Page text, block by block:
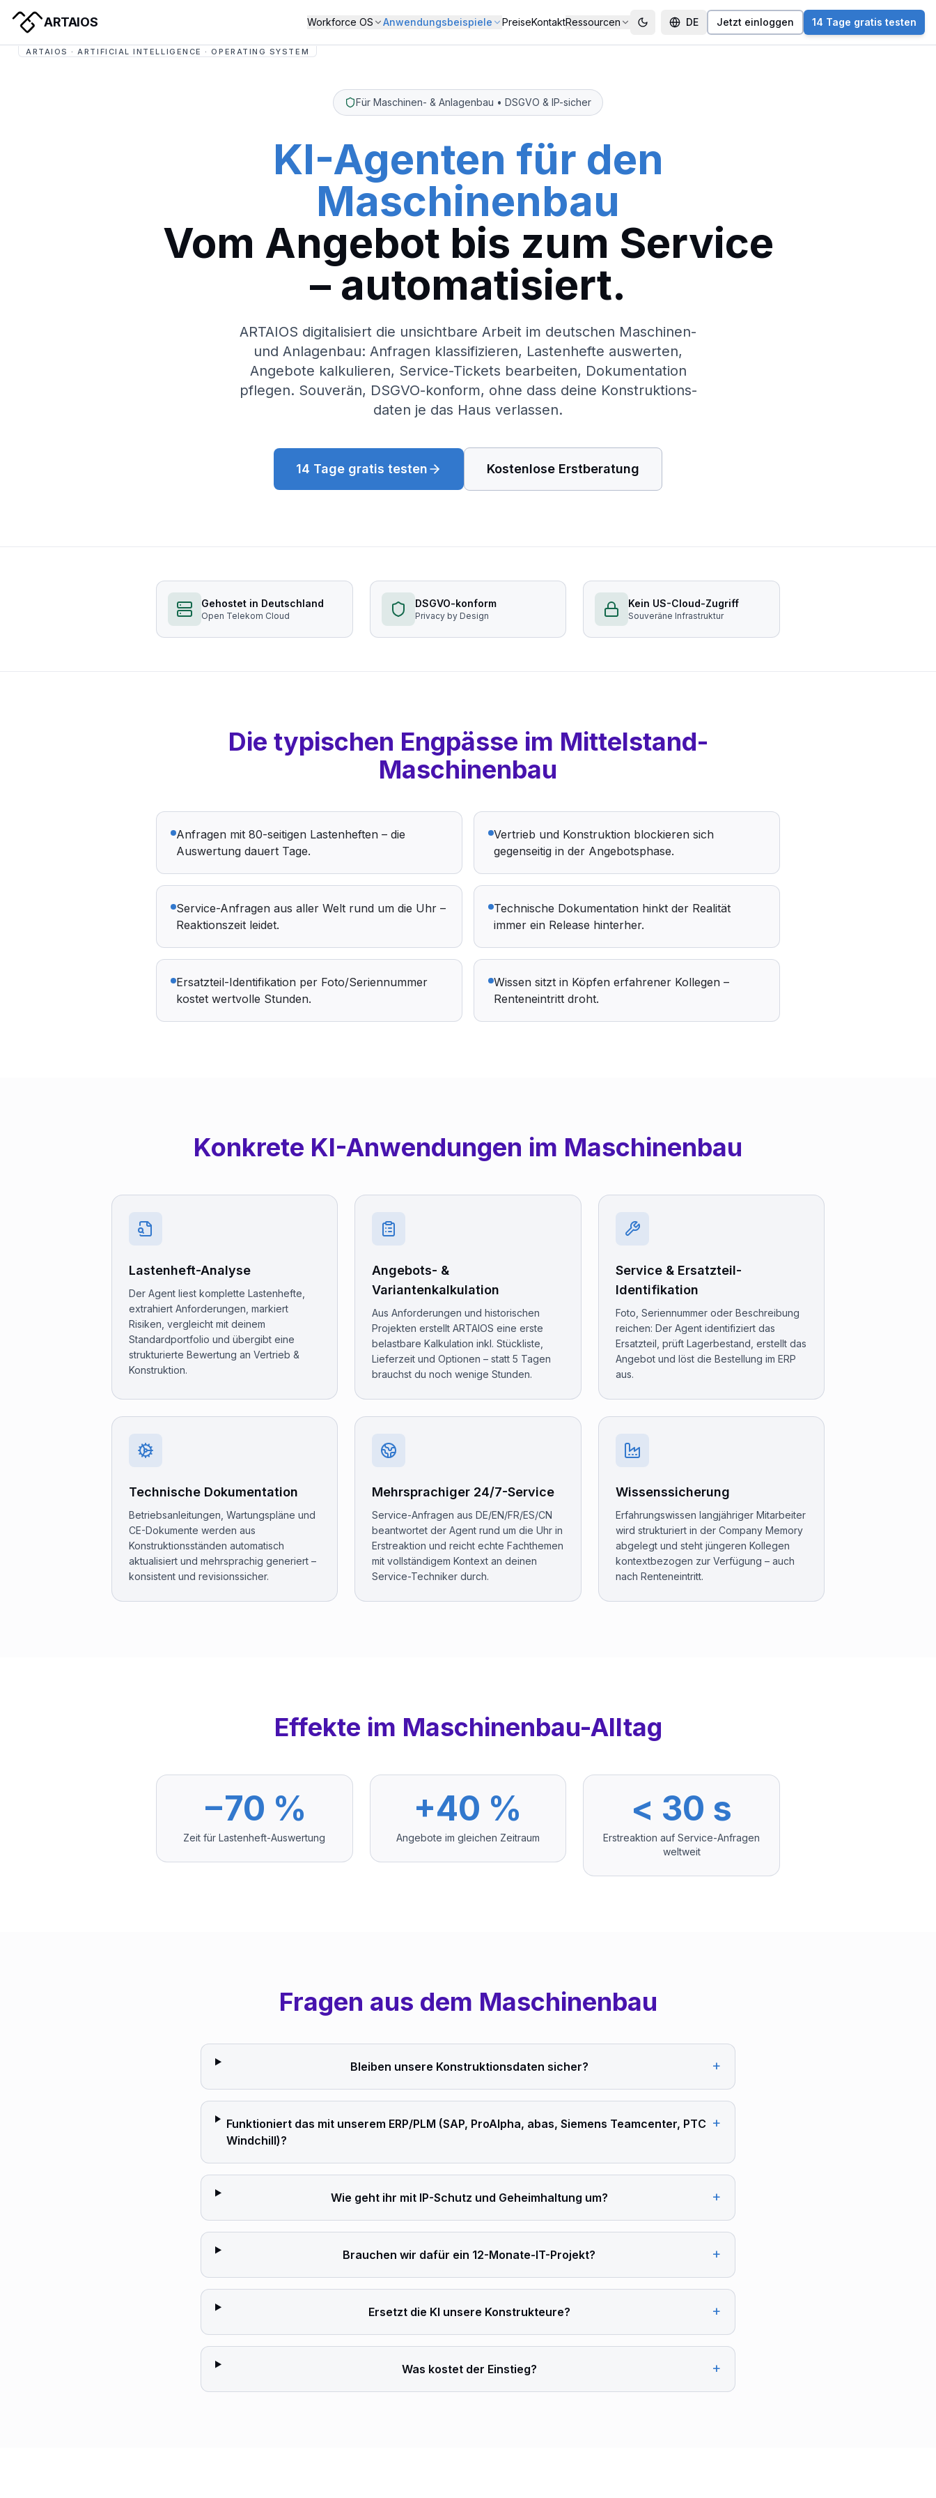
ARTAIOS
ARTAIOS · ARTIFICIAL INTELLIGENCE · OPERATING SYSTEM
Workforce OS Anwendungsbeispiele PreiseKontaktRessourcen DE Jetzt einloggen 14 Tage gratis testen
Für Maschinen- & Anlagenbau • DSGVO & IP-sicher
KI-Agenten für den
Maschinenbau
Vom Angebot bis zum Service
– automatisiert.
ARTAIOS digitalisiert die unsichtbare Arbeit im deutschen Maschinen-
und Anlagenbau: Anfragen klassifizieren, Lastenhefte auswerten,
Angebote kalkulieren, Service-Tickets bearbeiten, Dokumentation
pflegen. Souverän, DSGVO-konform, ohne dass deine Konstruktions­
daten je das Haus verlassen.
14 Tage gratis testen Kostenlose Erstberatung
Gehostet in Deutschland
Open Telekom Cloud
DSGVO-konform
Privacy by Design
Kein US-Cloud-Zugriff
Souveräne Infrastruktur
Die typischen Engpässe im Mittelstand-
Maschinenbau
Anfragen mit 80-seitigen Lastenheften – die
Auswertung dauert Tage.
Vertrieb und Konstruktion blockieren sich
gegenseitig in der Angebots­phase.
Service-Anfragen aus aller Welt rund um die Uhr –
Reaktionszeit leidet.
Technische Dokumentation hinkt der Realität
immer ein Release hinterher.
Ersatzteil-Identifikation per Foto/Seriennummer
kostet wertvolle Stunden.
Wissen sitzt in Köpfen erfahrener Kollegen –
Renteneintritt droht.
Konkrete KI-Anwendungen im Maschinenbau
Lastenheft-Analyse
Der Agent liest komplette Lastenhefte,
extrahiert Anforderungen, markiert
Risiken, vergleicht mit deinem
Standardportfolio und übergibt eine
strukturierte Bewertung an Vertrieb &
Konstruktion.
Angebots- &
Variantenkalkulation
Aus Anforderungen und historischen
Projekten erstellt ARTAIOS eine erste
belastbare Kalkulation inkl. Stückliste,
Lieferzeit und Optionen – statt 5 Tagen
brauchst du noch wenige Stunden.
Service & Ersatzteil-
Identifikation
Foto, Seriennummer oder Beschreibung
reichen: Der Agent identifiziert das
Ersatzteil, prüft Lagerbestand, erstellt das
Angebot und löst die Bestellung im ERP
aus.
Technische Dokumentation
Betriebsanleitungen, Wartungspläne und
CE-Dokumente werden aus
Konstruktions­ständen automatisch
aktualisiert und mehrsprachig generiert –
konsistent und revisionssicher.
Mehrsprachiger 24/7-Service
Service-Anfragen aus DE/EN/FR/ES/CN
beantwortet der Agent rund um die Uhr in
Erstreaktion und reicht echte Fachthemen
mit vollständigem Kontext an deinen
Service-Techniker durch.
Wissens­sicherung
Erfahrungs­wissen langjähriger Mitarbeiter
wird strukturiert in der Company Memory
abgelegt und steht jüngeren Kollegen
kontextbezogen zur Verfügung – auch
nach Renteneintritt.
Effekte im Maschinenbau-Alltag
−70 %
Zeit für Lastenheft-Auswertung
+40 %
Angebote im gleichen Zeitraum
< 30 s
Erstreaktion auf Service-Anfragen
weltweit
Fragen aus dem Maschinenbau
Bleiben unsere Konstruktions­daten sicher? +
Funktioniert das mit unserem ERP/PLM (SAP, ProAlpha, abas, Siemens Teamcenter, PTC
Windchill)?
+
Wie geht ihr mit IP-Schutz und Geheim­haltung um? +
Brauchen wir dafür ein 12-Monate-IT-Projekt? +
Ersetzt die KI unsere Konstrukteure? +
Was kostet der Einstieg? +